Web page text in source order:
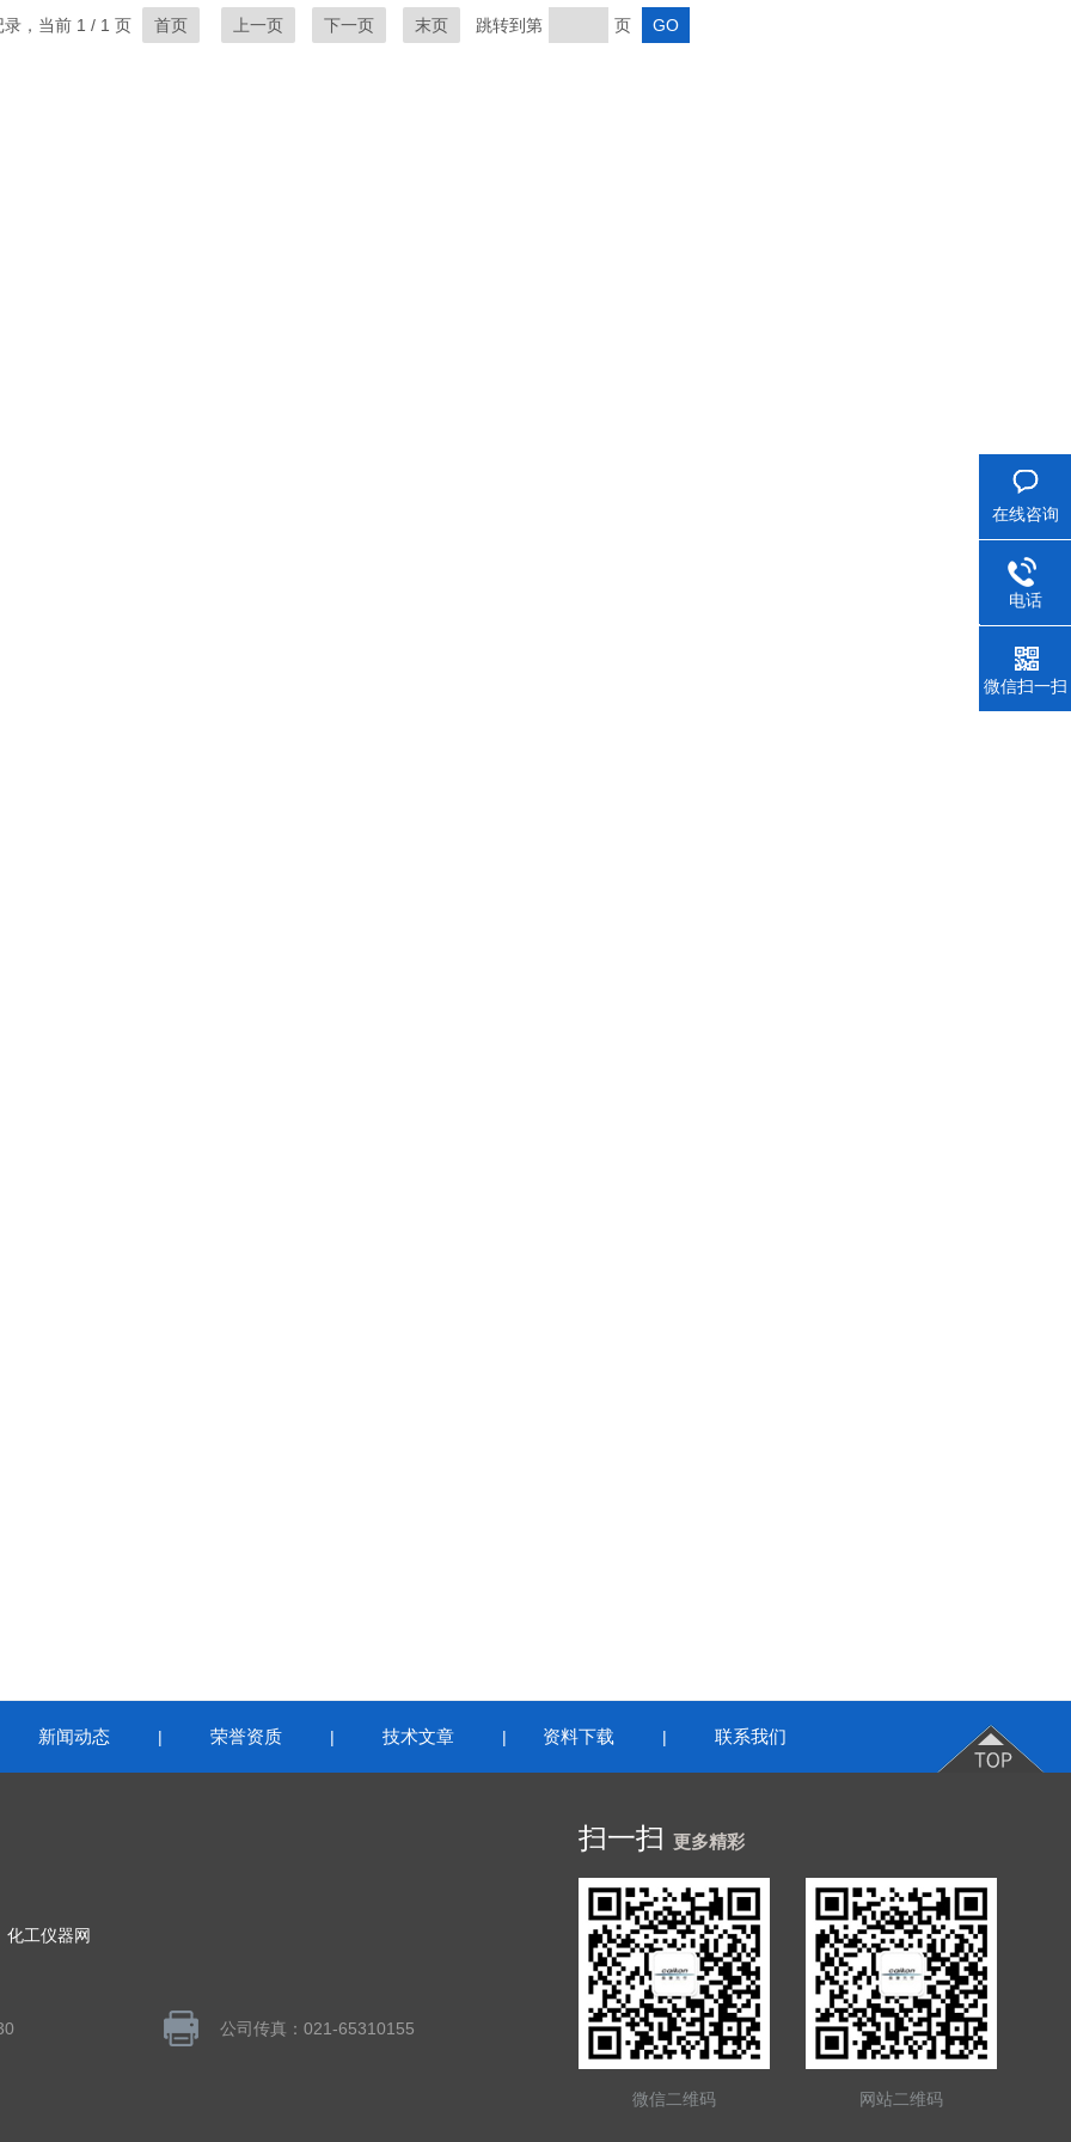
，当前 1 / 1 页 首页 上一页 下一页 末页 跳转到第 页
新闻动态 | 荣誉资质 | 技术文章 | 资料下载 | 联系我们
化工仪器网
公司传真：021-65310155
扫一扫 更多精彩
微信二维码 网站二维码
在线咨询
电话
微信扫一扫